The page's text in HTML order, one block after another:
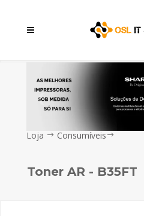
Toner AR - B35FT
❮
Loja Consumíveis